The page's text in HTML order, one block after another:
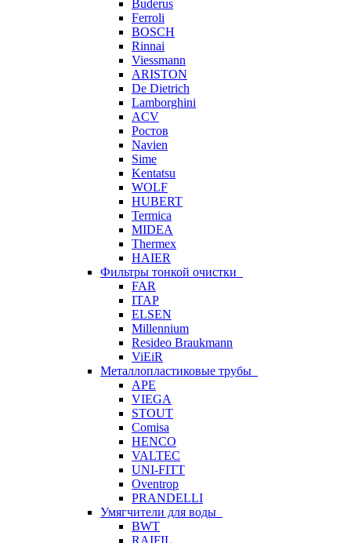
Buderus
Ferroli
BOSCH
Rinnai
Viessmann
ARISTON
De Dietrich
Lamborghini
ACV
Ростов
Navien
Sime
Kentatsu
WOLF
HUBERT
Termica
MIDEA
Thermex
HAIER
Фильтры тонкой очистки
FAR
ITAP
ELSEN
Millennium
Resideo Braukmann
ViEiR
Металлопластиковые трубы
APE
VIEGA
STOUT
Comisa
HENCO
VALTEC
UNI-FITT
Oventrop
PRANDELLI
Умягчители для воды
BWT
RAIFIL